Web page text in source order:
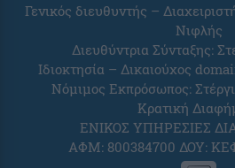
Γενικός διευθυντής –
Νιφλής
Διευθύντρια Σύνταξης:
Ιδιοκτησία – Δικαιούχος
Νόμιμος Εκπρόσωπος:
Κρατική
ΕΝΙΚΟΣ ΥΠΗΡΕΣΙΕΣ
ΑΦΜ: 800384700 ΔΟΥ: